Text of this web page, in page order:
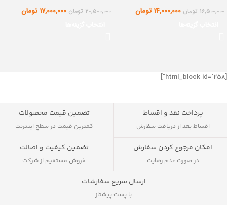
16,500,000 تومان 14,000,000 تومان
20,500,000 تومان 17,000,000 تومان
[html_block id="258"]
پرداخت نقد و اقساط
اقساط بعد از دریافت سفارش
تضمین قیمت محصولات
کمترین قیمت در سطح اینترنت
امکان مرجوع کردن سفارش
در صورت عدم رضایت
تضمین کیفیت و اصالت
فروش مستقیم از شرکت
ارسال سریع سفارشات
با پست پیشتاز